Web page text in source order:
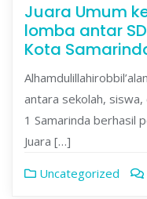
Juara Umum
lomba antar
Kota
antara sekolah, siswa,
1 Samarinda berhasil
Juara […]
Uncategorized